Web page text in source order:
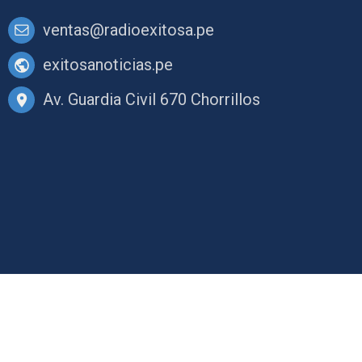
ventas@radioexitosa.pe
exitosanoticias.pe
Av. Guardia Civil 670 Chorrillos